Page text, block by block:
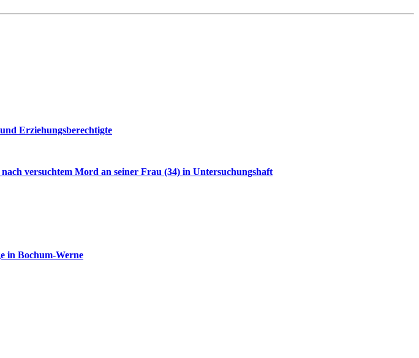
Erziehungsberechtigte
versuchtem Mord an seiner Frau (34) in Untersuchungshaft
in Bochum-Werne